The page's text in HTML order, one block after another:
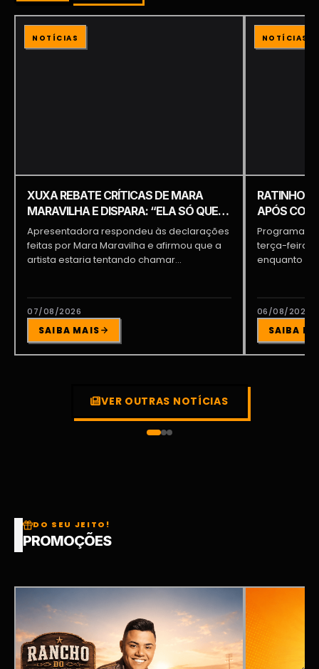
NOTÍCIAS
XUXA REBATE CRÍTICAS DE MARA
MARAVILHA E DISPARA: “ELA SÓ QUER
APARECER”
Apresentadora respondeu às declarações
feitas por Mara Maravilha e afirmou que a
artista estaria tentando chamar...
07/08/2026
SAIBA MAIS
NOTÍCIAS
RATINHO É
APÓS
PIQUILO
Programa
terça-feira
enquanto a
06/08/2026
SAIBA
VER OUTRAS NOTÍCIAS
DO SEU JEITO!
PROMOÇÕES